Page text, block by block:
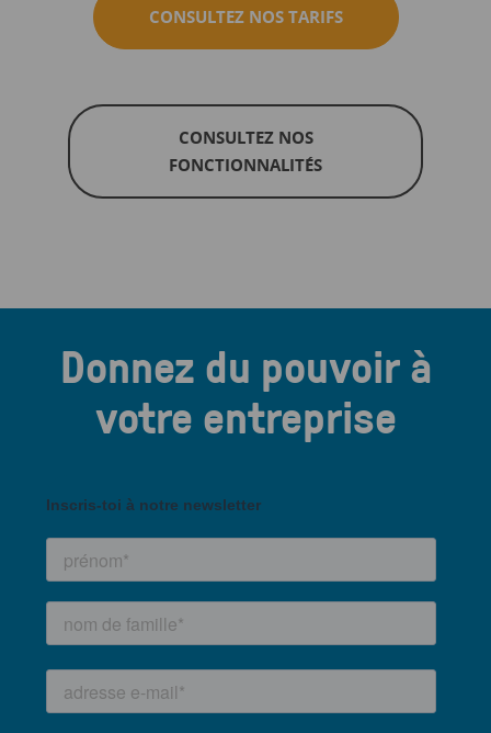
CONSULTEZ NOS TARIFS
CONSULTEZ NOS
FONCTIONNALITÉS
Donnez du pouvoir à
votre entreprise